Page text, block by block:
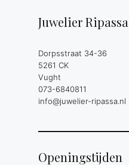
Juwelier Ripassa
Dorpsstraat 34-36
5261 CK
Vught
073-6840811
info@juwelier-ripassa.nl
Openingstijden